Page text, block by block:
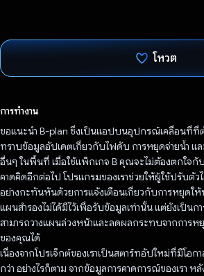
โหวต
การทำงาน
ขอแนะนำ B-plan ซึ่งเป็นแอปบนอุปกรณ์เคลื่อนที่ที่
ทราบข้อมูลอัปเดตเกี่ยวกับไฟดับ การหยุดจ่ายน้ำ แ
อื่นๆ ในพื้นที่ เมื่อใช้แพ็กเกจ B คุณจะไม่ต้องตกใจ
คาดคิดอีกต่อไป โปรแกรมของเราช่วยให้ผู้ใช้ปรับตัว
อย่างกะทันหันด้วยการแจ้งเตือนเกี่ยวกับการหยุดใ
แผนสำรองไม่ได้มีไว้เพื่อรับข้อมูลเท่านั้น แต่ยังเป็น
สามารถวางแผนล่วงหน้าและลดผลกระทบจากการห
ของคุณได้
เนื่องจากโปรเจ็กต์ของเราเป็นสตาร์ทอัปใหม่ที่มีโอ
กว่า อย่างไรก็ตาม จากข้อมูลการคาดการณ์ของเรา ห